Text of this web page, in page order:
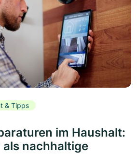
& Tipps
im Haushalt:
als nachhaltige